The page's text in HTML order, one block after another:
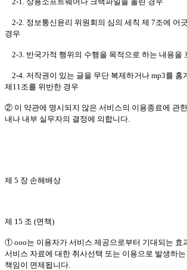
2-2. 정보통신윤리 위원회의 심의 세칙 제 7조에 어
경우
2-3. 반국가적 행위의 수행을 목적으로 하는 내용을
2-4. 저작권이 있는 글을 무단 복제하거나 mp3를 홈
제11조를 위반한 경우
② 이 약관에 명시되지 않은 서비스의 이용종료에 관
내나 내부 실무자의 결정에 의합니다.
제 5 장 손해배상
제 15 조 (면책)
① ooo는 이용자가 서비스 제공으로부터 기대되는 효
서비스 자료에 대한 취사선택 또는 이용으로 발생하
책임이 면제됩니다.